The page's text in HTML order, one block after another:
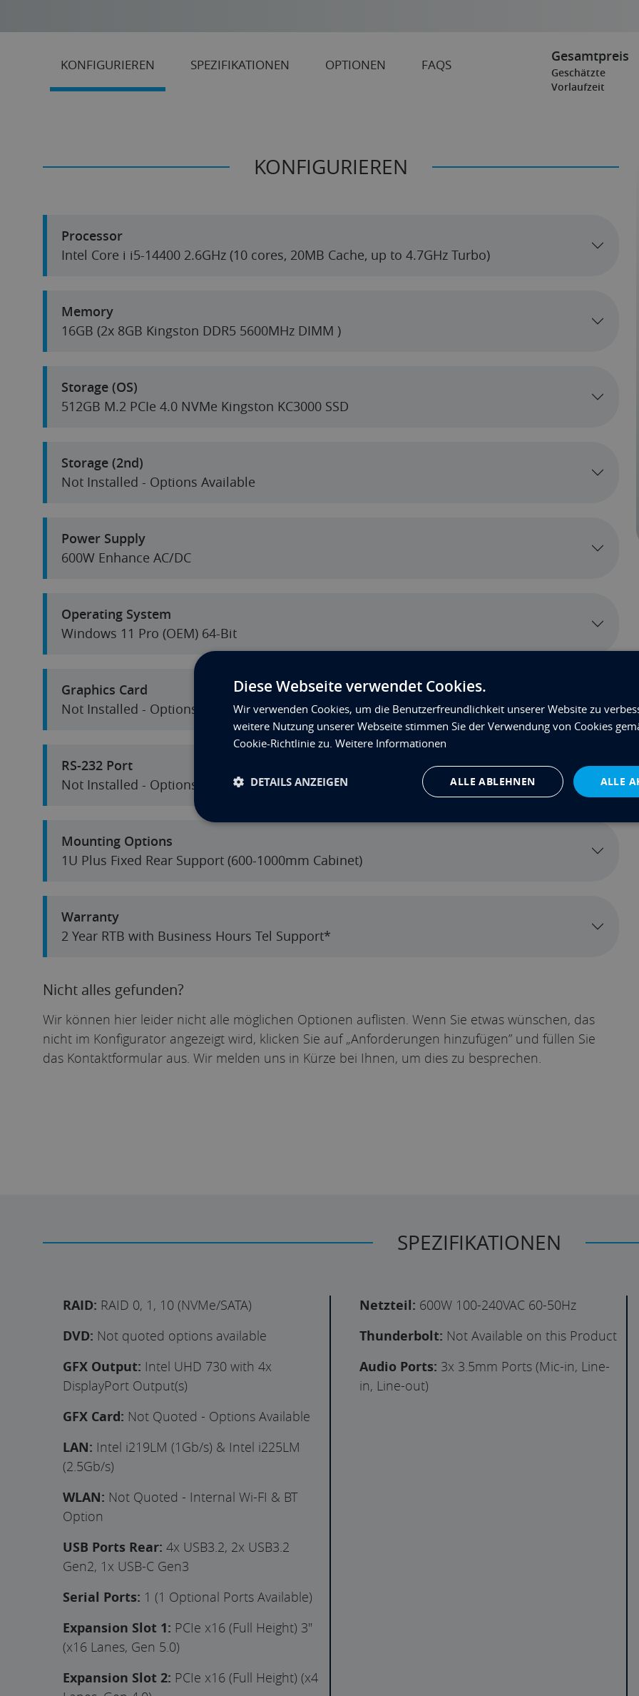
KONFIGURIEREN SPEZIFIKATIONEN OPTIONEN FAQS
Gesamtpreis
Geschätzte
Vorlaufzeit
KONFIGURIEREN
Processor
Intel Core i i5-14400 2.6GHz (10 cores, 20MB Cache, up to 4.7GHz Turbo)
Memory
16GB (2x 8GB Kingston DDR5 5600MHz DIMM )
Storage (OS)
512GB M.2 PCIe 4.0 NVMe Kingston KC3000 SSD
Storage (2nd)
Not Installed - Options Available
Power Supply
600W Enhance AC/DC
Operating System
Windows 11 Pro (OEM) 64-Bit
Graphics Card
Not Installed - Options Available
RS-232 Port
Not Installed - Options Available
Mounting Options
1U Plus Fixed Rear Support (600-1000mm Cabinet)
Warranty
2 Year RTB with Business Hours Tel Support*
Nicht alles gefunden?
Wir können hier leider nicht alle möglichen Optionen auflisten. Wenn Sie etwas wünschen, das
nicht im Konfigurator angezeigt wird, klicken Sie auf „Anforderungen hinzufügen” und füllen Sie
das Kontaktformular aus. Wir melden uns in Kürze bei Ihnen, um dies zu besprechen.
SPEZIFIKATIONEN
RAID: RAID 0, 1, 10 (NVMe/SATA)
DVD: Not quoted options available
GFX Output: Intel UHD 730 with 4x
DisplayPort Output(s)
GFX Card: Not Quoted - Options Available
LAN: Intel i219LM (1Gb/s) & Intel i225LM
(2.5Gb/s)
WLAN: Not Quoted - Internal Wi-FI & BT
Option
USB Ports Rear: 4x USB3.2, 2x USB3.2
Gen2, 1x USB-C Gen3
Serial Ports: 1 (1 Optional Ports Available)
Expansion Slot 1: PCIe x16 (Full Height) 3"
(x16 Lanes, Gen 5.0)
Expansion Slot 2: PCIe x16 (Full Height) (x4
Netzteil: 600W 100-240VAC 60-50Hz
Thunderbolt: Not Available on this Product
Audio Ports: 3x 3.5mm Ports (Mic-in, Line-
in, Line-out)
Diese Webseite verwendet Cookies.
Wir verwenden Cookies, um die Benutzerfreundlichkeit unserer Website zu
weitere Nutzung unserer Webseite stimmen Sie der Verwendung von Cookies
Cookie-Richtlinie zu. Weitere Informationen
ALLE
ALLE ABLEHNEN
DETAILS ANZEIGEN